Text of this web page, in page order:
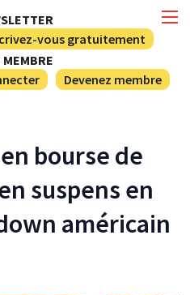
vous gratuitement
MEMBRE
Devenez membre
bourse de
suspens en
américain